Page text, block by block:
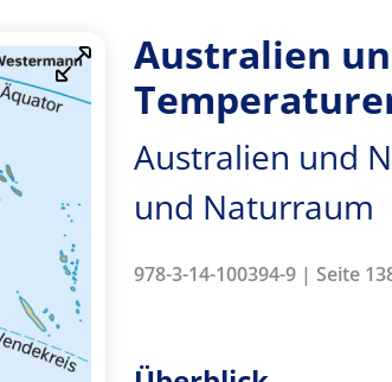
Australien
Australien und
und Naturraum
978-3-14-100394-9 | Seite